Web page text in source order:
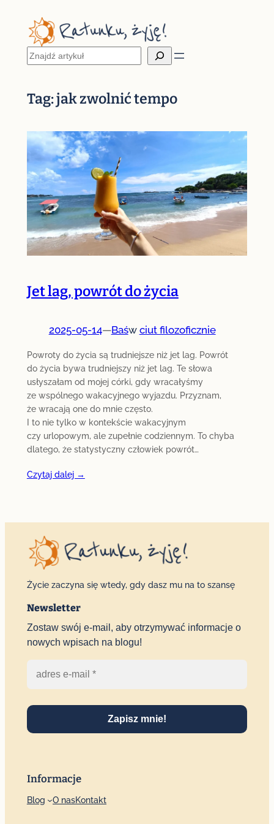
treści
Szukaj
Tag:jak zwolnić tempo
Jet lag, powrót do życia
2025-05-14—Baśw ciut filozoficznie
Powroty do życia są trudniejsze niż jet lag. Powrót
do życia bywa trudniejszy niż jet lag. Te słowa
usłyszałam od mojej córki, gdy wracałyśmy
ze wspólnego wakacyjnego wyjazdu. Przyznam,
że wracają one do mnie często.
I to nie tylko w kontekście wakacyjnym
czy urlopowym, ale zupełnie codziennym. To chyba
dlatego, że statystyczny człowiek powrót…
Czytaj dalej →
Życie zaczyna się wtedy, gdy dasz mu na to szansę
Newsletter
Zostaw swój e-mail, aby otrzymywać informacje o
nowych wpisach na blogu!
Zapisz mnie!
Informacje
Blog O nasKontakt